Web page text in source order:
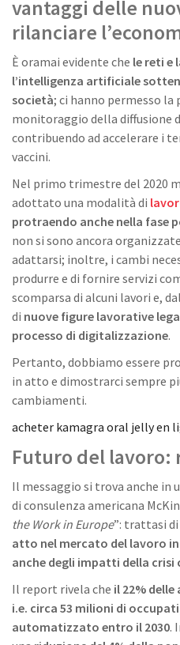
vantaggi delle
rilanciare
È oramai evidente che le reti e
l’intelligenza artificiale
società; ci hanno permesso la
monitoraggio della diffusione
contribuendo ad accelerare i
vaccini.
Nel primo trimestre del 2020
adottato una modalità di
protraendo anche nella fase
non si sono ancora
adattarsi; inoltre, i cambi
produrre e di fornire servizi
scomparsa di alcuni lavori e,
di nuove figure lavorative
processo di digitalizzazione.
Pertanto, dobbiamo essere
in atto e dimostrarci sempre
cambiamenti.
acheter kamagra oral jelly en
Futuro del lavoro:
Il messaggio si trova anche in
di consulenza americana
the Work in Europe”: trattasi di
atto nel mercato del lavoro
anche degli impatti della crisi
Il report rivela che il 22%
i.e. circa 53 milioni di
automatizzato entro il 2030.